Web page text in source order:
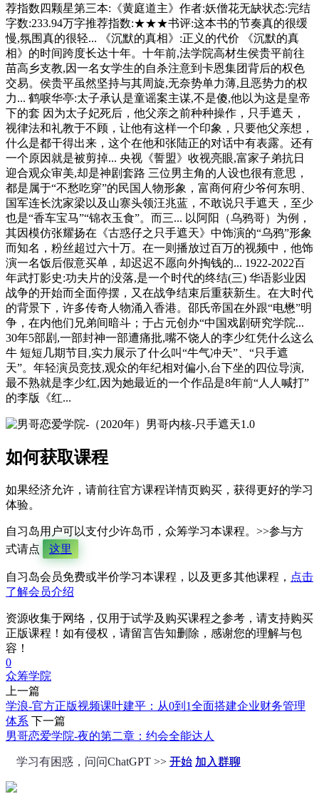
荐指数四颗星第三本:《黄庭道主》作者:妖僧花无缺状态:完结
字数:233.94万字推荐指数:★★★书评:这本书的节奏真的很缓
慢,氛围真的很轻... 《沉默的真相》:正义的代价 《沉默的真
相》的时间跨度长达十年。十年前,法学院高材生侯贵平前往
苗高乡支教,因一名女学生的自杀注意到卡恩集团背后的权色
交易。侯贵平虽然坚持与其周旋,无奈势单力薄,且恶势力的权
力... 鹤唳华亭:太子承认是童谣案主谋,不是傻,他以为这是皇帝
下的套 因为太子妃死后，他父亲之前种种操作，只手遮天，
视律法和礼教于不顾，让他有这样一个印象，只要他父亲想，
什么是都干得出来，这个在他和张陆正的对话中有表露。还有
一个原因就是被剪掉... 央视《誓盟》收视亮眼,富家子弟抗日
迎合观众审美,却是神剧套路 三位男主角的人设也很有意思，
都是属于“不愁吃穿”的民国人物形象，富商何府少爷何东明、
国军连长沈家梁以及山寨头领汪兆蓝，不敢说只手遮天，至少
也是“香车宝马”“锦衣玉食”。而三... 以阿阳（乌鸦哥）为例，
其因模仿张耀扬在《古惑仔之只手遮天》中饰演的“乌鸦”形象
而知名，粉丝超过六十万。在一则播放过百万的视频中，他饰
演一名饭后假意买单，却迟迟不愿向外掏钱的... 1922-2022百
年武打影史:功夫片的没落,是一个时代的终结(三) 华语影业因
战争的开始而全面停摆，又在战争结束后重获新生。在大时代
的背景下，许多传奇人物涌入香港。邵氏帝国在外跟“电懋”明
争，在内他们兄弟间暗斗；于占元创办“中国戏剧研究学院...
30年5部剧,一部封神一部遭痛批,嘴不饶人的李少红凭什么这么
牛 短短几期节目,实力展示了什么叫“牛气冲天”、“只手遮
天”。年轻演员竞技,观众的年纪相对偏小,台下坐的四位导演,
最不熟就是李少红,因为她最近的一个作品是8年前“人人喊打”
的李版《红...
如何获取课程
如果经济允许，请前往官方课程详情页购买，获得更好的学习
体验。
自习岛用户可以支付少许岛币，众筹学习本课程。>>参与方
式请点
这里
自习岛会员免费或半价学习本课程，以及更多其他课程， 点击
了解会员介绍
资源收集于网络，仅用于试学及购买课程之参考，请支持购买
正版课程！如有侵权，请留言告知删除，感谢您的理解与包
容！
0
众筹学院
上一篇
学浪-官方正版视频课叶建平：从0到1全面搭建企业财务管理
体系 下一篇
男哥恋爱学院-夜的第二章：约会全能达人
学习有困惑，问问ChatGPT >> 开始 加入群聊